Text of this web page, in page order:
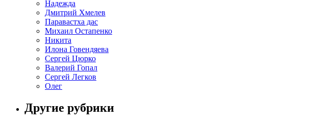
Надежда
Дмитрий Хмелев
Паравастха дас
Михаил Остапенко
Никита
Илона Говендяева
Сергей Цюрко
Валерий Гопал
Сергей Легков
Олег
Другие рубрики